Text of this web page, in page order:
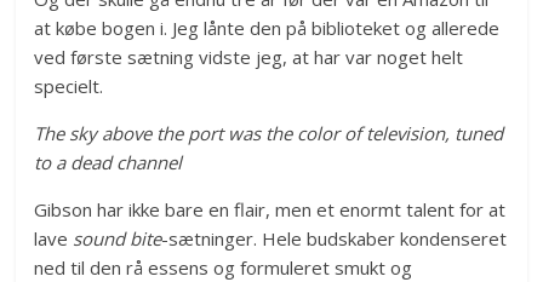
at købe bogen i. Jeg lånte den på biblioteket og allerede
ved første sætning vidste jeg, at har var noget helt
specielt.
The sky above the port was the color of television, tuned
to a dead channel
Gibson har ikke bare en flair, men et enormt talent for at
lave sound bite-sætninger. Hele budskaber kondenseret
ned til den rå essens og formuleret smukt og